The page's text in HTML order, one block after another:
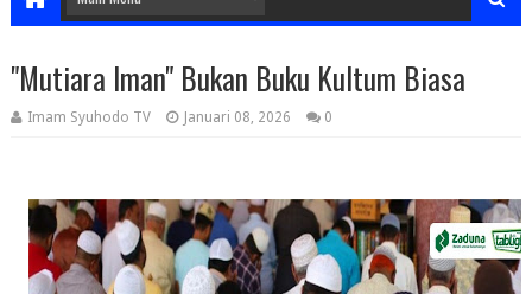
"Mutiara Iman" Bukan Buku Kultum Biasa
Imam Syuhodo TV Januari 08, 2026 0